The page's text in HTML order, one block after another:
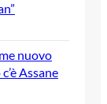
nuovo
Assane